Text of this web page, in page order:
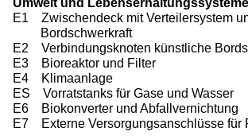
Umwelt und
E1 Zwischendeck mit Verteilersystem
Bordschwerkraft
E2 Verbindungsknoten künstliche
E3 Bioreaktor und Filter
E4 Klimaanlage
ES Vorratstanks für Gase und Wasser
E6 Biokonverter und Abfallvernichtung
E7 Externe Versorgungsanschlüsse für